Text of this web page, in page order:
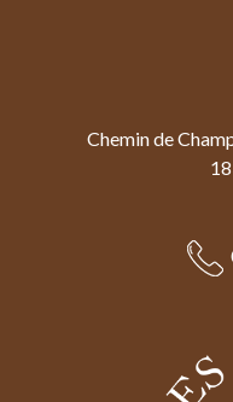
Chemin de